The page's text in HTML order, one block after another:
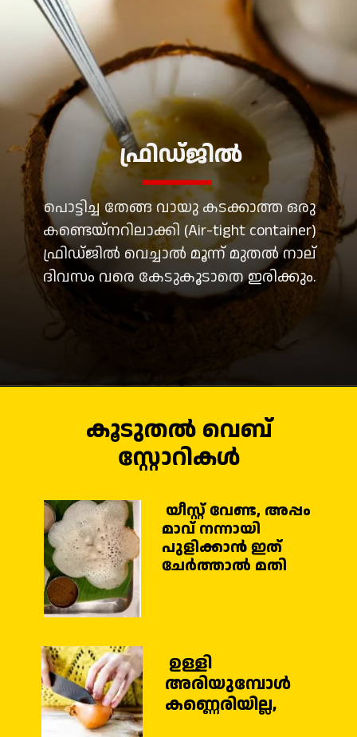
പൊട്ടിച്ച തേങ്ങ വായു കടക്കാത്ത ഒരു
കണ്ടെയ്‌നറിലാക്കി (Air-tight container)
ഫ്രിഡ്ജിൽ വെച്ചാൽ മൂന്ന് മുതൽ നാല്
ദിവസം വരെ കേടുകൂടാതെ ഇരിക്കും.
ഫ്രിഡ്ജിൽ
കൂടുതൽ വെബ്
സ്റ്റോറികൾ
യീസ്റ്റ് വേണ്ട, അപ്പം
മാവ് നന്നായി
പുളിക്കാൻ ഇത്
ചേർത്താൽ മതി
ഉള്ളി
അരിയുമ്പോള്‍
കണ്ണെരിയില്ല,